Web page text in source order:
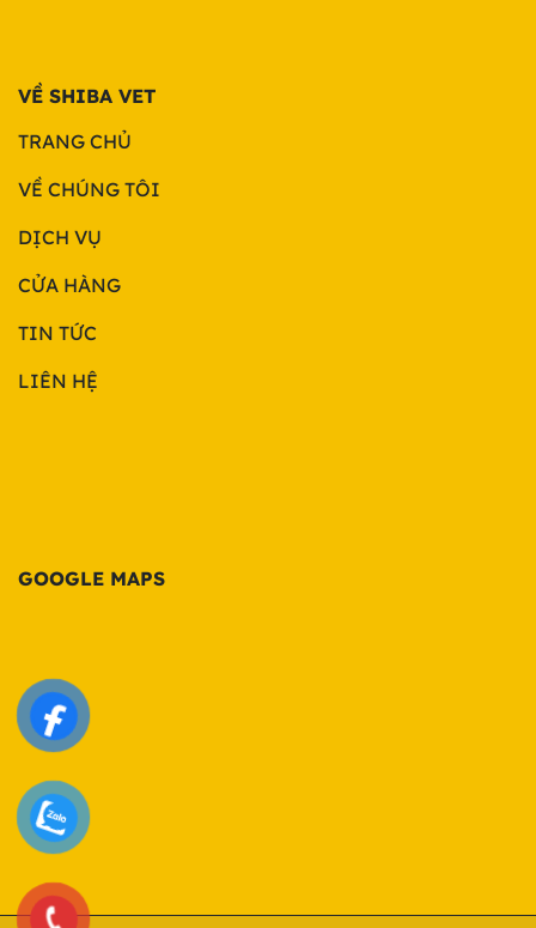
VỀ SHIBA VET
TRANG CHỦ
VỀ CHÚNG TÔI
DỊCH VỤ
CỬA HÀNG
TIN TỨC
LIÊN HỆ
GOOGLE MAPS